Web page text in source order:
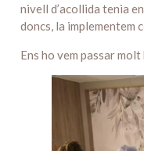
nivell d’acollida tenia
doncs, la implementem
Ens ho vem passar molt